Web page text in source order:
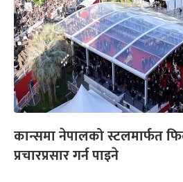
कान्समा नेपालको स्टलमार्फत
प्रचारप्रसार गर्न पाइने